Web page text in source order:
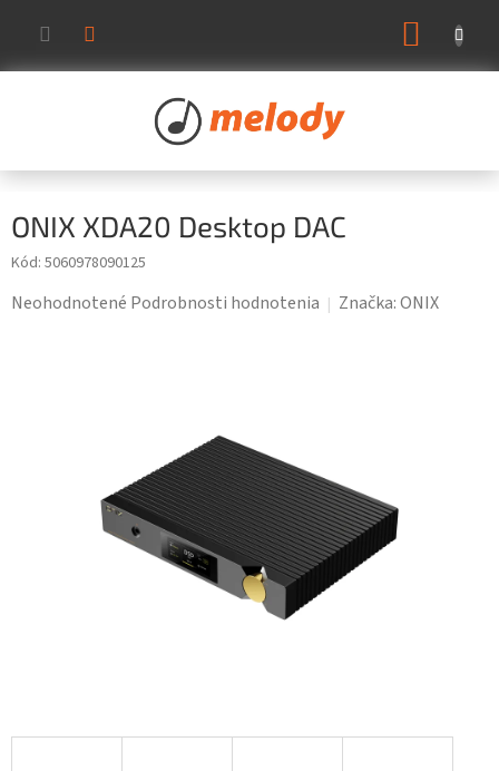
obsah
ONIX XDA20 Desktop DAC
Kód: 5060978090125
Priemerné
Neohodnotené Podrobnosti hodnotenia Značka:ONIX